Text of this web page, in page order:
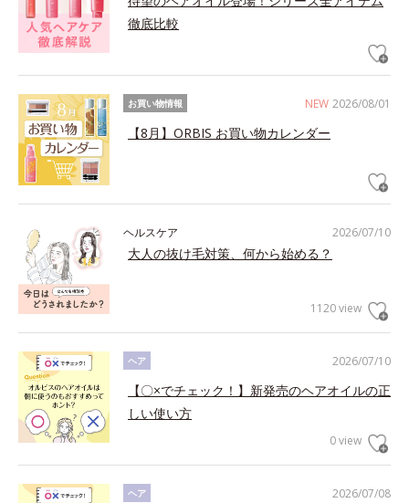
徹底比較
NEW 2026/08/01
お買い物情報
【8月】ORBIS お買い物カレンダー
2026/07/10
ヘルスケア
大人の抜け毛対策、何から始める？
1120 view
2026/07/10
ヘア
【〇×でチェック！】新発売のヘアオイルの正
しい使い方
0 view
2026/07/08
ヘア